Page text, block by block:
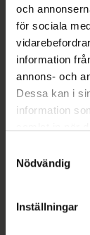
och
för sociala
information
annons- och
Dessa kan i
information
återkalla ditt
lagligheten
Nödvändig
Inställningar
EAN: